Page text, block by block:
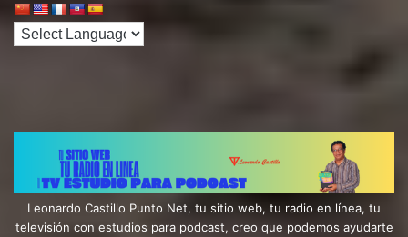
Leonardo Castillo Punto Net, tu sitio web, tu radio en línea, tu
televisión con estudios para podcast, creo que podemos ayudarte